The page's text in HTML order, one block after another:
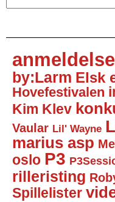
anmeldelse
by:Larm Elsk
Hovefestivalen
Kim Klev
Vaular Lil' Wayne
marius asp
oslo P3
rilleristing
Spillelister